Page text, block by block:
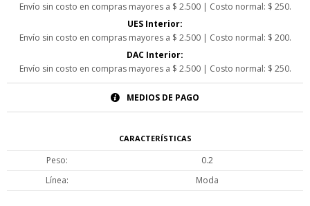
Envío sin costo en compras mayores a $ 2.500 | Costo normal: $ 250.
UES Interior:
Envío sin costo en compras mayores a $ 2.500 | Costo normal: $ 200.
DAC Interior:
Envío sin costo en compras mayores a $ 2.500 | Costo normal: $ 250.
MEDIOS DE PAGO
CARACTERÍSTICAS
Peso
0.2
Línea
Moda